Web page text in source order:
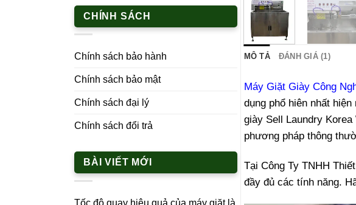
CHÍNH SÁCH
Chính sách bảo hành
Chính sách bảo mật
Chính sách đại lý
Chính sách đổi trả
BÀI VIẾT MỚI
Tốc độ quay hiệu quả của máy giặt là
MÔ TẢ ĐÁNH GIÁ (1)
Máy Giặt Giày Công
dụng phổ hiên nhất
giày Sell Laundry
phương pháp thông
Tại Công Ty TNHH
đầy đủ các tính năng.